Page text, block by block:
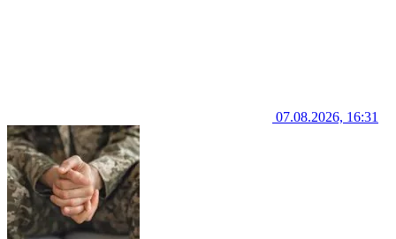
07.08.2026, 16:31